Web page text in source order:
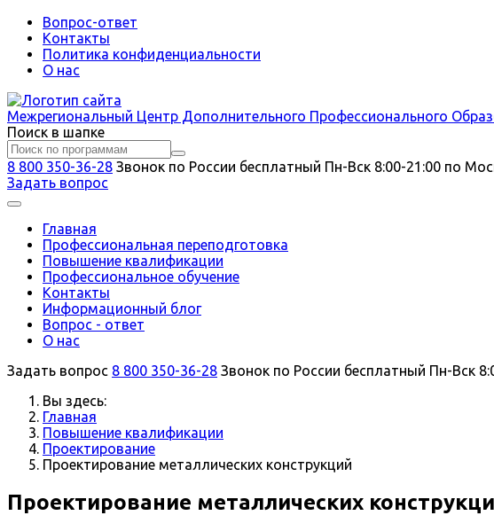
Вопрос-ответ
Контакты
Политика конфиденциальности
О нас
Межрегиональный Центр Дополнительного Профессионального
Поиск в шапке
8 800 350-36-28 Звонок по России бесплатный Пн-Вск 8:00-21:00 по
Задать вопрос
Главная
Профессиональная переподготовка
Повышение квалификации
Профессиональное обучение
Контакты
Информационный блог
Вопрос - ответ
О нас
Задать вопрос 8 800 350-36-28 Звонок по России бесплатный Пн-Вск
Вы здесь:
Главная
Повышение квалификации
Проектирование
Проектирование металлических конструкций
Проектирование металлических